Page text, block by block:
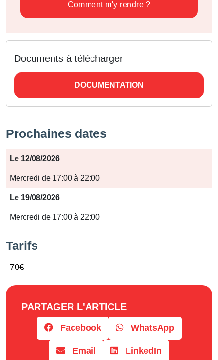
Comment m'y rendre ?
Documents à télécharger
DOCUMENTATION
Prochaines dates
Période
Jours
Horaires
Le 12/08/2026
Mercredi de 17:00 à 22:00
Le 19/08/2026
Mercredi de 17:00 à 22:00
Tarifs
70€
PARTAGER L'ARTICLE
Facebook WhatsApp
Email LinkedIn